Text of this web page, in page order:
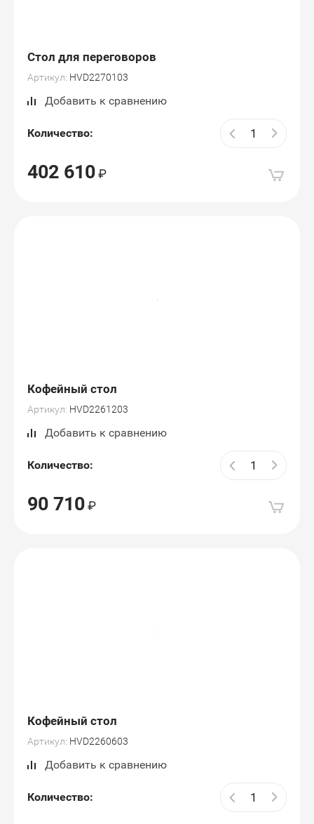
Стол для переговоров
Артикул: HVD2270103
Добавить к сравнению
Количество:
402 610
Кофейный стол
Артикул: HVD2261203
Добавить к сравнению
Количество:
90 710
Кофейный стол
Артикул: HVD2260603
Добавить к сравнению
Количество: